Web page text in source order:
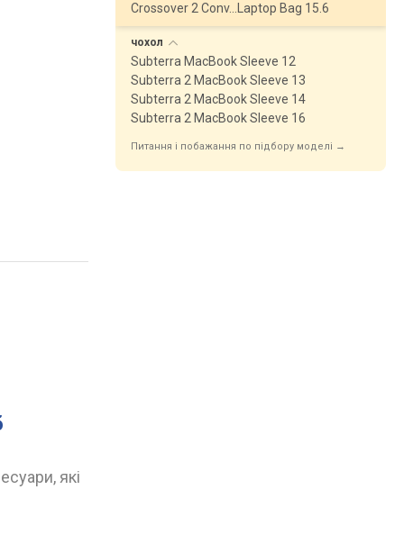
які
Crossover 2 Conv…Laptop Bag 15.6
чохол
Subterra MacBook Sleeve 12
Subterra 2 MacBook Sleeve 13
Subterra 2 MacBook Sleeve 14
Subterra 2 MacBook Sleeve 16
Питання і побажання по підбору моделі →